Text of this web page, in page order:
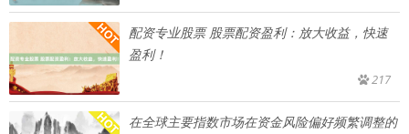
配资专业股票 股票配资盈利：放大收益，快速
盈利！
217
在全球主要指数市场在资金风险偏好频繁调整的